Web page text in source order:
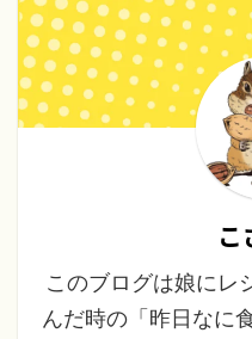
こ
このブログは娘にレ
んだ時の「昨日なに